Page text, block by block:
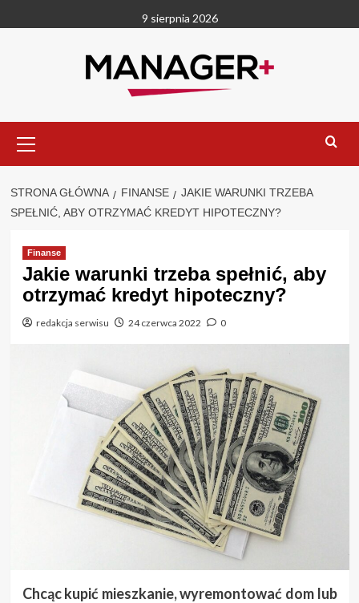
do
9 sierpnia 2026
główne
STRONA GŁÓWNA FINANSE
JAKIE WARUNKI TRZEBA
SPEŁNIĆ, ABY OTRZYMAĆ KREDYT HIPOTECZNY?
Finanse
Jakie warunki trzeba spełnić, aby
otrzymać kredyt hipoteczny?
redakcja serwisu 24 czerwca 2022 0
Chcąc kupić mieszkanie, wyremontować dom lub